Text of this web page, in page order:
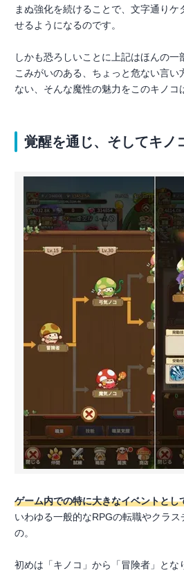
まぬ強化を続けることで、文字通りケ
せるようになるのです。
しかも恐ろしいことに上記はほんの一
こみがいのある、ちょっと危ない言い
ない、そんな魔性の魅力をこのキノ
覚醒を通じ、そしてキ
ゲーム内での特に大きなイベントとし
いわゆる一般的なRPGの転職やクラス
の。
初めは「キノコ」から「冒険者」とな